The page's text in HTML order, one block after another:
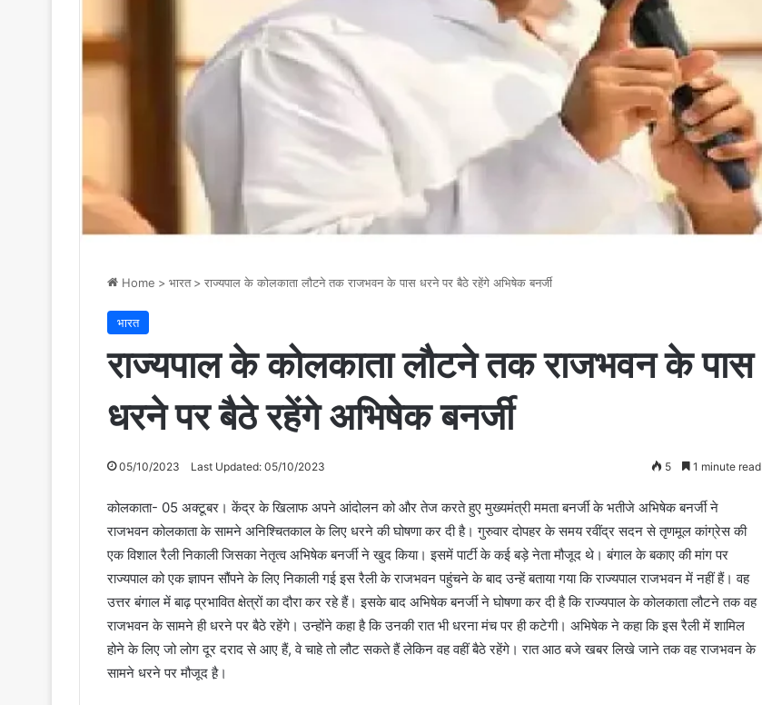
Home > भारत > राज्यपाल के कोलकाता लौटने तक राजभवन के पास धरने पर बैठे रहेंगे अभिषेक बनर्जी
भारत
राज्यपाल के कोलकाता लौटने तक राजभवन के पास
धरने पर बैठे रहेंगे अभिषेक बनर्जी
05/10/2023 Last Updated: 05/10/2023 5 1 minute read
कोलकाता- 05 अक्टूबर। केंद्र के खिलाफ अपने आंदोलन को और तेज करते हुए मुख्यमंत्री ममता बनर्जी के भतीजे अभिषेक बनर्जी ने
राजभवन कोलकाता के सामने अनिश्चितकाल के लिए धरने की घोषणा कर दी है। गुरुवार दोपहर के समय रवींद्र सदन से तृणमूल कांग्रेस की
एक विशाल रैली निकाली जिसका नेतृत्व अभिषेक बनर्जी ने खुद किया। इसमें पार्टी के कई बड़े नेता मौजूद थे। बंगाल के बकाए की मांग पर
राज्यपाल को एक ज्ञापन सौंपने के लिए निकाली गई इस रैली के राजभवन पहुंचने के बाद उन्हें बताया गया कि राज्यपाल राजभवन में नहीं हैं। वह
उत्तर बंगाल में बाढ़ प्रभावित क्षेत्रों का दौरा कर रहे हैं। इसके बाद अभिषेक बनर्जी ने घोषणा कर दी है कि राज्यपाल के कोलकाता लौटने तक वह
राजभवन के सामने ही धरने पर बैठे रहेंगे। उन्होंने कहा है कि उनकी रात भी धरना मंच पर ही कटेगी। अभिषेक ने कहा कि इस रैली में शामिल
होने के लिए जो लोग दूर दराद से आए हैं, वे चाहे तो लौट सकते हैं लेकिन वह वहीं बैठे रहेंगे। रात आठ बजे खबर लिखे जाने तक वह राजभवन के
सामने धरने पर मौजूद है़।